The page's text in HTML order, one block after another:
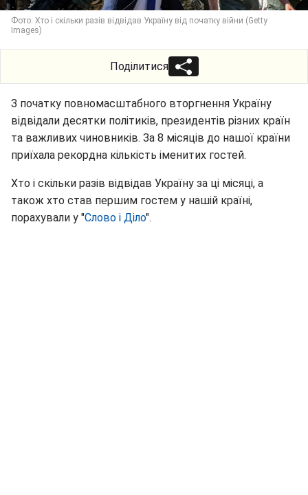
Фото: Хто і скільки разів відвідав Україну від початку війни (Getty
Images)
Поділитися
З початку повномасштабного вторгнення Україну
відвідали десятки політиків, президентів різних країн
та важливих чиновників. За 8 місяців до нашої країни
приїхала рекордна кількість іменитих гостей.
Хто і скільки разів відвідав Україну за ці місяці, а
також хто став першим гостем у нашій країні,
порахували у "Слово і Діло".